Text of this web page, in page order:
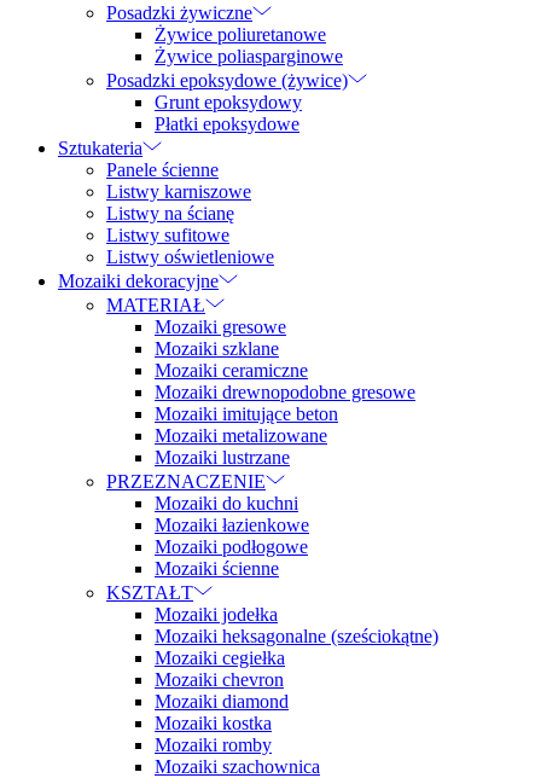
Posadzki żywiczne
Żywice poliuretanowe
Żywice poliasparginowe
Posadzki epoksydowe (żywice)
Grunt epoksydowy
Płatki epoksydowe
Sztukateria
Panele ścienne
Listwy karniszowe
Listwy na ścianę
Listwy sufitowe
Listwy oświetleniowe
Mozaiki dekoracyjne
MATERIAŁ
Mozaiki gresowe
Mozaiki szklane
Mozaiki ceramiczne
Mozaiki drewnopodobne gresowe
Mozaiki imitujące beton
Mozaiki metalizowane
Mozaiki lustrzane
PRZEZNACZENIE
Mozaiki do kuchni
Mozaiki łazienkowe
Mozaiki podłogowe
Mozaiki ścienne
KSZTAŁT
Mozaiki jodełka
Mozaiki heksagonalne (sześciokątne)
Mozaiki cegiełka
Mozaiki chevron
Mozaiki diamond
Mozaiki kostka
Mozaiki romby
Mozaiki szachownica